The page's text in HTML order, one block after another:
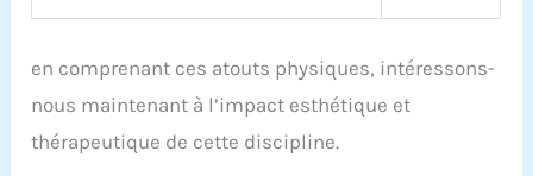
en comprenant ces atouts physiques, intéressons-
nous maintenant à l’impact esthétique et
thérapeutique de cette discipline.